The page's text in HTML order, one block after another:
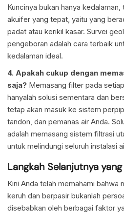
Kuncinya bukan hanya
akuifer yang tepat, yaitu yang
padat atau kerikil kasar. Survei
pengeboran adalah cara terbaik
kedalaman ideal.
4. Apakah cukup dengan
saja? Memasang filter pada
hanyalah solusi sementara dan
tetap akan masuk ke sistem
tandon, dan pemanas air Anda.
adalah memasang sistem filtrasi
untuk melindungi seluruh instalasi
Langkah Selanjutnya
Kini Anda telah memahami bahwa
keruh dan berpasir bukanlah
disebabkan oleh berbagai faktor